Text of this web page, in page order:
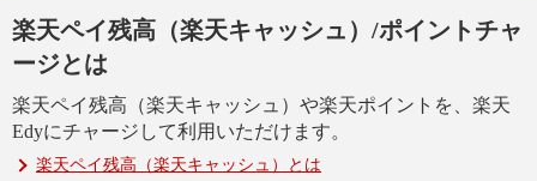
楽天ペイ残高（楽天キャッシュ）/ポイントチャ
ージとは
楽天ペイ残高（楽天キャッシュ）や楽天ポイントを、楽天
Edyにチャージして利用いただけます。
楽天ペイ残高（楽天キャッシュ）とは